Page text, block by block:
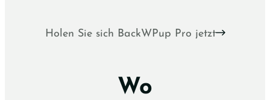
Holen Sie sich BackWPup Pro jetzt
Wo